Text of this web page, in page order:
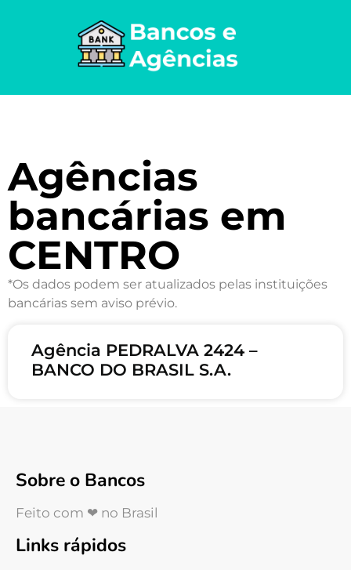
Agências
bancárias em
CENTRO
*Os dados podem ser atualizados pelas instituições
bancárias sem aviso prévio.
Agência PEDRALVA 2424 –
BANCO DO BRASIL S.A.
Sobre o Bancos
Feito com ❤ no Brasil
Links rápidos